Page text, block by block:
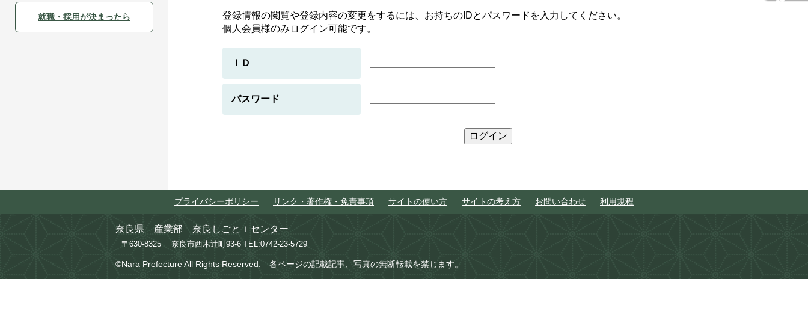
就職・採用が決まったら
登録情報の閲覧や登録内容の変更をするには、お持ちのIDとパスワードを入力してください。
個人会員様のみログイン可能です。
ＩＤ
パスワード
プライバシーポリシー リンク・著作権・免責事項 サイトの使い方 サイトの考え方 お問い合わせ 利用規程
奈良県 産業部 奈良しごとｉセンター
〒630-8325 奈良市西木辻町93-6 TEL:0742-23-5729
©Nara Prefecture All Rights Reserved. 各ページの記載記事、写真の無断転載を禁じます。